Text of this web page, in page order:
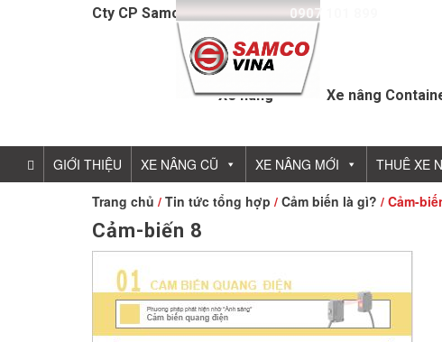
Cty CP Samcovina - Hotline: 0907 101 899
Xe nâng Xe nâng
GIỚI THIỆU XE NÂNG CŨ XE NÂNG MỚI THUÊ XE
Trang chủ / Tin tức tổng hợp / Cảm biến là gì? / Cảm-
Cảm-biến 8